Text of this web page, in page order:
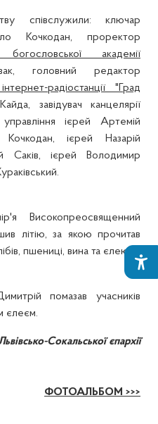
співслужили: ключар
Кочкодан, проректор
богословської академії
головний редактор
радіостанції "Град
завідувач канцелярії
управління ієрей Артемій
ієрей Назарій
Саків, ієрей Володимир
Високопреосвященний
літію, за якою прочитав
пшениці, вина та єлею.
помазав учасників
єлеєм.
Сокальської єпархії
ФОТОАЛЬБОМ >>>